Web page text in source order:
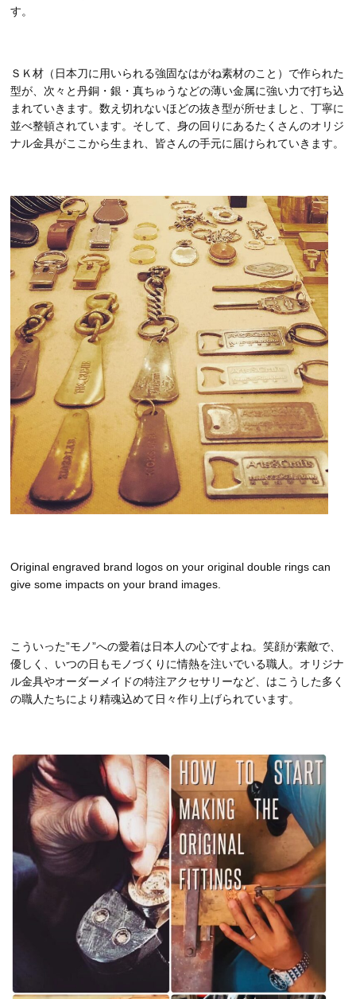
す。
ＳＫ材（日本刀に用いられる強固なはがね素材のこと）で作られた
型が、次々と丹銅・銀・真ちゅうなどの薄い金属に強い力で打ち込
まれていきます。数え切れないほどの抜き型が所せましと、丁寧に
並べ整頓されています。そして、身の回りにあるたくさんのオリジ
ナル金具がここから生まれ、皆さんの手元に届けられていきます。
Original engraved brand logos on your original double rings can
give some impacts on your brand images.
こういった”モノ”への愛着は日本人の心ですよね。笑顔が素敵で、
優しく、いつの日もモノづくりに情熱を注いでいる職人。オリジナ
ル金具やオーダーメイドの特注アクセサリーなど、はこうした多く
の職人たちにより精魂込めて日々作り上げられています。